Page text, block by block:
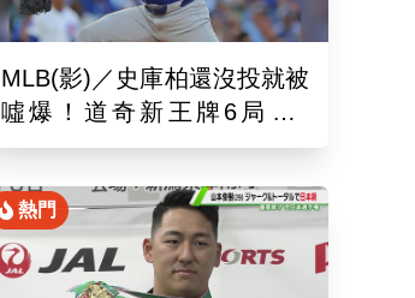
MLB(影)／史庫柏還沒投就被
噓爆！道奇新王牌6局失2
分 交易後首秀吞第六敗
熱門